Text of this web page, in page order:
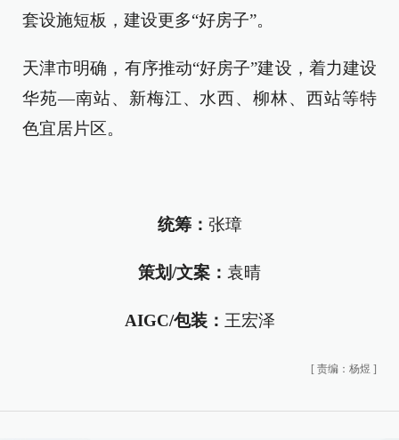
套设施短板，建设更多“好房子”。
天津市明确，有序推动“好房子”建设，着力建设
华苑—南站、新梅江、水西、柳林、西站等特
色宜居片区。
统筹： 张璋
策划/文案： 袁晴
AIGC/包装： 王宏泽
[ 责编：杨煜 ]